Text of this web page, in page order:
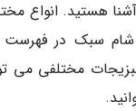
آشنا هستید. انواع
سبک در فهرست
مختلفی می